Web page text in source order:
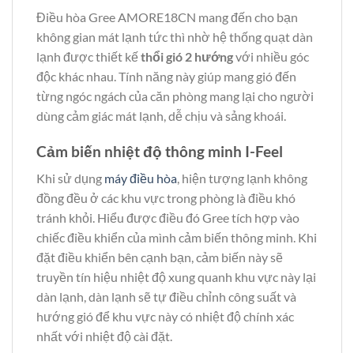
Điều hòa Gree AMORE18CN mang đến cho bạn
không gian mát lạnh tức thì nhờ hệ thống quạt dàn
lạnh được thiết kếthổi gió 2 hướngvới nhiều góc
độc khác nhau. Tính năng này giúp mang gió đến
từng ngóc ngách của căn phòng mang lại cho người
dùng cảm giác mát lạnh, dễ chịu và sảng khoái.
Cảm biến nhiệt độ thông minh I-Feel
Khi sử dụng máy điều hòa, hiện tượng lạnh không
đồng đều ở các khu vực trong phòng là điều khó
tránh khỏi. Hiểu được điều đó Gree tích hợp vào
chiếc điều khiển của mình cảm biến thông minh. Khi
đặt điều khiển bên cạnh bạn, cảm biến này sẽ
truyền tín hiệu nhiệt độ xung quanh khu vực này lại
dàn lạnh, dàn lạnh sẽ tự điều chỉnh công suất và
hướng gió để khu vực này có nhiệt độ chính xác
nhất với nhiệt độ cài đặt.